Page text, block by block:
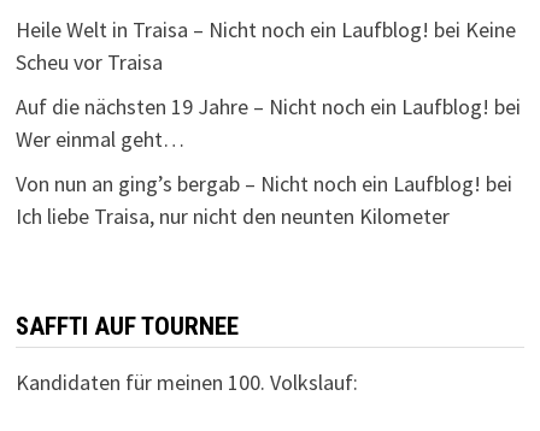
Heile Welt in Traisa – Nicht noch ein Laufblog! bei Keine
Scheu vor Traisa
Auf die nächsten 19 Jahre – Nicht noch ein Laufblog! bei
Wer einmal geht…
Von nun an ging’s bergab – Nicht noch ein Laufblog! bei
Ich liebe Traisa, nur nicht den neunten Kilometer
SAFFTI AUF TOURNEE
Kandidaten für meinen 100. Volkslauf: